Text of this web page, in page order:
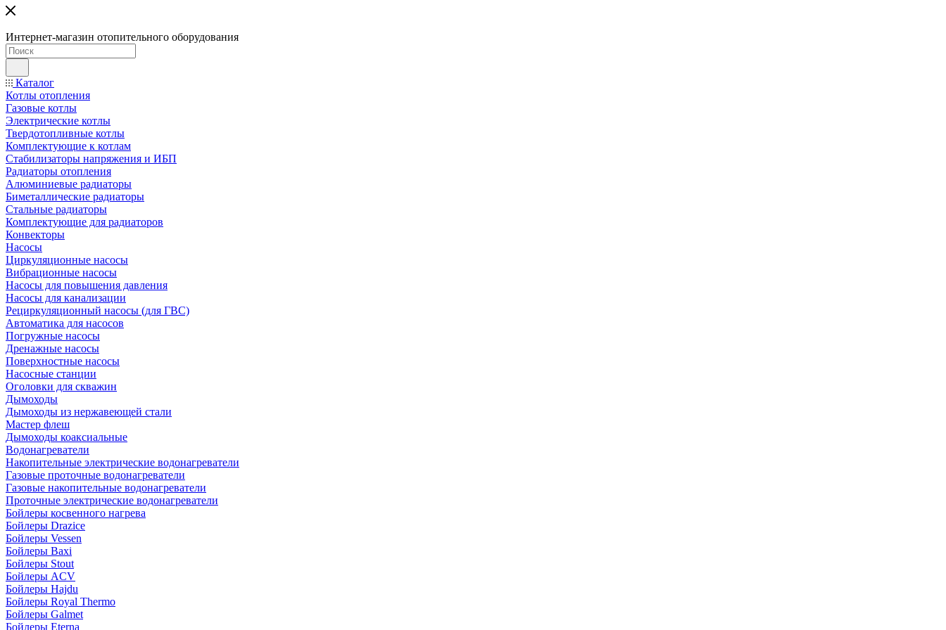
Интернет-магазин отопительного оборудования
Каталог
Котлы отопления
Газовые котлы
Электрические котлы
Твердотопливные котлы
Комплектующие к котлам
Стабилизаторы напряжения и ИБП
Радиаторы отопления
Алюминиевые радиаторы
Биметаллические радиаторы
Стальные радиаторы
Комплектующие для радиаторов
Конвекторы
Насосы
Циркуляционные насосы
Вибрационные насосы
Насосы для повышения давления
Насосы для канализации
Рециркуляционный насосы (для ГВС)
Автоматика для насосов
Погружные насосы
Дренажные насосы
Поверхностные насосы
Насосные станции
Оголовки для скважин
Дымоходы
Дымоходы из нержавеющей стали
Мастер флеш
Дымоходы коаксиальные
Водонагреватели
Накопительные электрические водонагреватели
Газовые проточные водонагреватели
Газовые накопительные водонагреватели
Проточные электрические водонагреватели
Бойлеры косвенного нагрева
Бойлеры Drazice
Бойлеры Vessen
Бойлеры Baxi
Бойлеры Stout
Бойлеры ACV
Бойлеры Hajdu
Бойлеры Royal Thermo
Бойлеры Galmet
Бойлеры Eterna